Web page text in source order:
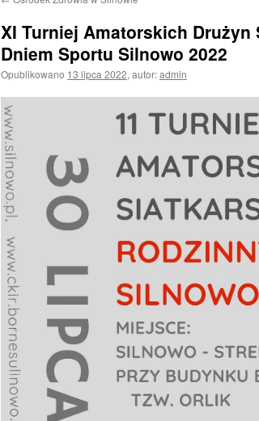
XI Turniej Amatorskich
Dniem Sportu Silnowo 2022
Opublikowano 13 lipca 2022, autor:admin